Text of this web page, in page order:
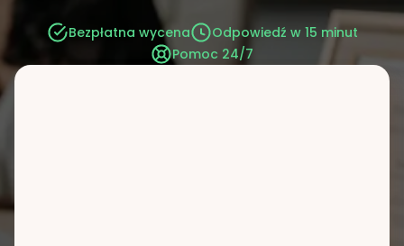
Bezpłatna wycena
Odpowiedź w 15 minut
Pomoc 24/7